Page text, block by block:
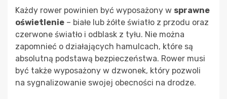
Każdy rower powinien być wyposażony w sprawne
oświetlenie – białe lub żółte światło z przodu oraz
czerwone światło i odblask z tyłu. Nie można
zapomnieć o działających hamulcach, które są
absolutną podstawą bezpieczeństwa. Rower musi
być także wyposażony w dzwonek, który pozwoli
na sygnalizowanie swojej obecności na drodze.